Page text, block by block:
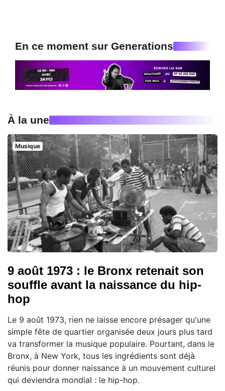
En ce moment sur Generations
À la une
Musique
9 août 1973 : le Bronx retenait son
souffle avant la naissance du hip-
hop
Le 9 août 1973, rien ne laisse encore présager qu'une
simple fête de quartier organisée deux jours plus tard
va transformer la musique populaire. Pourtant, dans le
Bronx, à New York, tous les ingrédients sont déjà
réunis pour donner naissance à un mouvement culturel
qui deviendra mondial : le hip-hop.